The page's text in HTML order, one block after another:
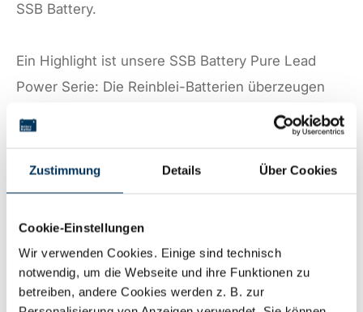
Zustimmung Details Über Cookies
Cookie-Einstellungen
Wir verwenden Cookies. Einige sind technisch
notwendig, um die Webseite und ihre Funktionen zu
betreiben, andere Cookies werden z. B. zur
SSB Battery.
Ein Highlight ist unsere SSB Battery Pure Lead
Power Serie: Die Reinblei-Batterien überzeugen
durch eine sehr hohe Lebenserwartung unter
extremen Bedingungen und einer Lagerfähigkeit
von bis zu zwei Jahren. Durch modernste Reinblei-
Dünnplattentechnologie bietet die SSB Battery PLP
Korrosion.